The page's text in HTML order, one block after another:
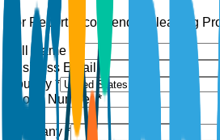
For Report: Eco-friendly Cleaning
Full Name *
Business Email *
Country *
Phone Number *
Company *